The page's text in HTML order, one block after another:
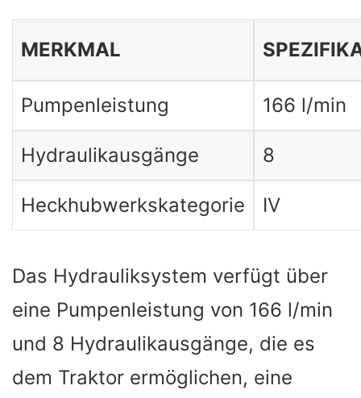
MERKMAL
Pumpenleistung 166 l/min
Hydraulikausgänge 8
Heckhubwerkskategorie IV
Das Hydrauliksystem verfügt über
eine Pumpenleistung von 166 l/min
und 8 Hydraulikausgänge, die es
dem Traktor ermöglichen, eine